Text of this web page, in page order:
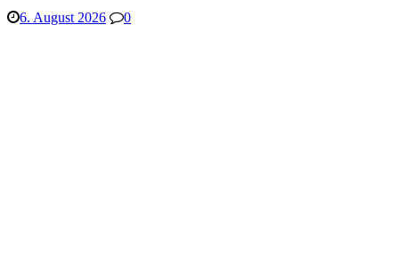
6. August 2026 0